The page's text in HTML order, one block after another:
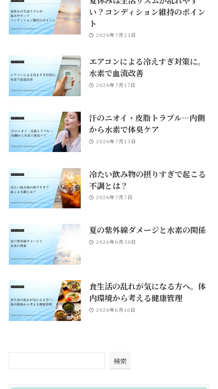
い？コンディション維持のポイン
ト
2026年7月21日
エアコンによる冷えすぎ対策に。
水素で血流改善
2026年7月17日
汗のニオイ・皮脂トラブル…内側
から水素で体臭ケア
2026年7月13日
冷たい飲み物の摂りすぎで起こる
不調とは？
2026年7月7日
夏の紫外線ダメージと水素の関係
2026年6月30日
食生活の乱れが気になる方へ。体
内環境から考える健康管理
2026年6月16日
検索